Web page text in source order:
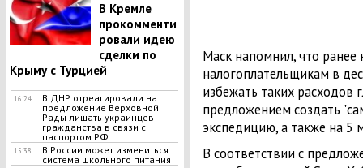
В Кремле
прокомменти
ровали идею
сделки по
Крыму с Турцией
16:24
В ДНР отреагировали на
предложение Верховной
Рады лишать украинцев
гражданства в связи с
паспортом РФ
15:38
В России может измениться
система школьного питания
Маск напомнил, что
налогоплательщикам в
избежать таких расходов
предложением создать
экспедицию, а также на 5
В соответствии с